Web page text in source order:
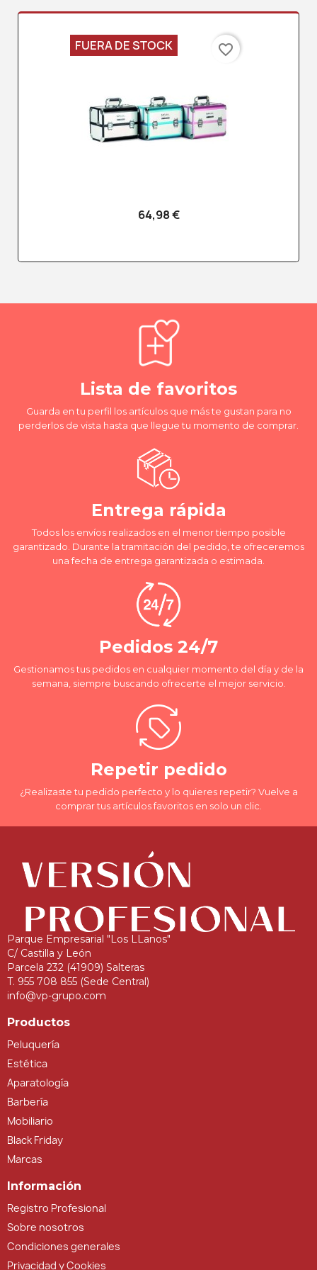
64,98 €
FUERA DE STOCK favorite_border
Lista de favoritos
Guarda en tu perfil los artículos que más te gustan para no
perderlos de vista hasta que llegue tu momento de comprar.
Entrega rápida
Todos los envíos realizados en el menor tiempo posible
garantizado. Durante la tramitación del pedido, te ofreceremos
una fecha de entrega garantizada o estimada.
Pedidos 24/7
Gestionamos tus pedidos en cualquier momento del día y de la
semana, siempre buscando ofrecerte el mejor servicio.
Repetir pedido
¿Realizaste tu pedido perfecto y lo quieres repetir? Vuelve a
comprar tus artículos favoritos en solo un clic.
Parque Empresarial "Los LLanos"
C/ Castilla y León
Parcela 232 (41909) Salteras
T. 955 708 855 (Sede Central)
info@vp-grupo.com
Productos
Peluquería
Estética
Aparatología
Barbería
Mobiliario
Black Friday
Marcas
Información
Registro Profesional
Sobre nosotros
Condiciones generales
Privacidad y Cookies